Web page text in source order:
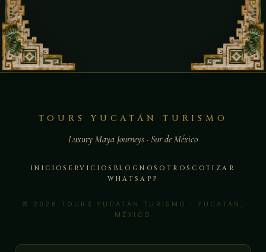
TOURS YUCATÁN TURISMO
Luxury Maya Journeys · Sur de México
INICIOSERVICIOS BLOGNOSOTROS COTIZAR
WHATSAPP
© 2026 TOURS YUCATÁN TURISMO · YUCATÁN,
MÉXICO